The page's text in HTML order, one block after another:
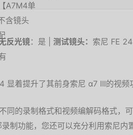
反光镜：是 | 测试镜头： 索尼 FE
显着提升了其前身索尼 α7 III的视
同的录制格式和视频编解码格式，
制功能，您还可以充分利用索尼内